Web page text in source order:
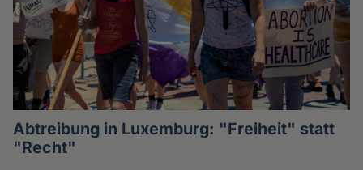
Abtreibung in Luxemburg: "Freiheit" statt
"Recht"